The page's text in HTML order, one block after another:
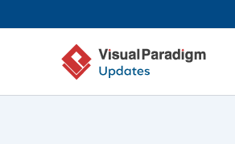
au